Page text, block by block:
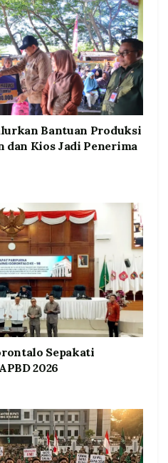
Bantuan Produksi
dan Kios Jadi Penerima
Sepakati
2026